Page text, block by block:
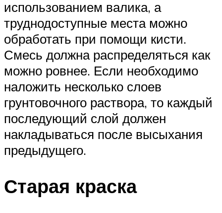
использованием валика, а
труднодоступные места можно
обработать при помощи кисти.
Смесь должна распределяться как
можно ровнее. Если необходимо
наложить несколько слоев
грунтовочного раствора, то каждый
последующий слой должен
накладываться после высыхания
предыдущего.
Старая краска